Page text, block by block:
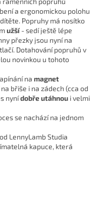
a ergonomickou polohu
Popruhy má nosítko
užší- sedí ještě lépe
přezky jsou nyní na
Dotahování popruhů v
novinkou u tohoto
na magnet
břiše i na zádech (cca od
nynídobře utáhnou i velmi
se nachází na jednom
LennyLamb Studia
kapuce, která